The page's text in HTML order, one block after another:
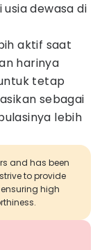
dewasa di
aktif saat
harinya
tetap
sebagai
lebih
and has been
to provide
high